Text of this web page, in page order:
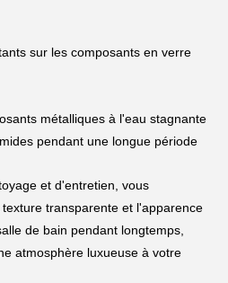
sur les composants en verre
métalliques à l'eau stagnante
pendant une longue période
et d'entretien, vous
transparente et l'apparence
de bain pendant longtemps,
atmosphère luxueuse à votre